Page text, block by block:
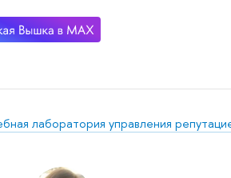
лаборатория управления